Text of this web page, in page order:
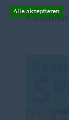
Alle akzeptieren